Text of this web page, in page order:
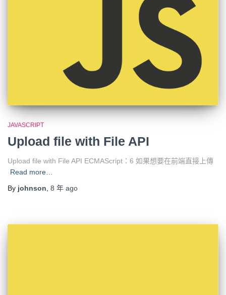
JAVASCRIPT
Upload file with File API
Upload file with File API ECMAScript：6 如果想要在前端直接上傳
Read more…
By johnson 8 年 ago